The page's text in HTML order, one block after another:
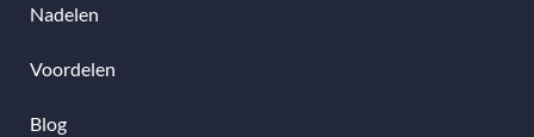
Nadelen
Voordelen
Blog